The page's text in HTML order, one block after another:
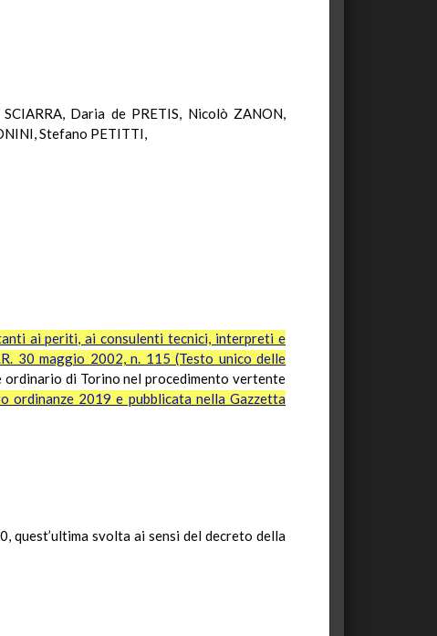
Daria de PRETIS, Nicolò ZANON,
Stefano PETITTI,
ai periti, ai consulenti tecnici, interpreti e
30 maggio 2002, n. 115 (Testo unico delle
ordinario di Torino nel procedimento vertente
2019 e pubblicata nella Gazzetta
quest’ultima svolta ai sensi del decreto della